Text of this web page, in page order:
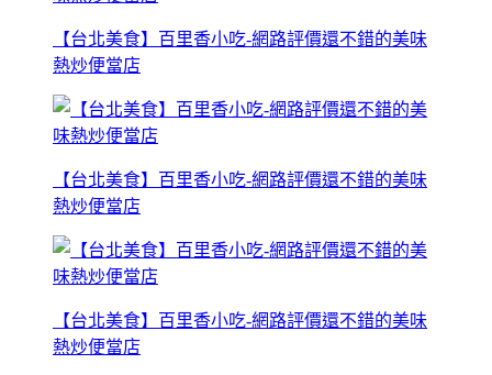
【台北美食】百里香小吃-網路評價還不錯的美味
熱炒便當店
【台北美食】百里香小吃-網路評價還不錯的美味
熱炒便當店
【台北美食】百里香小吃-網路評價還不錯的美味
熱炒便當店